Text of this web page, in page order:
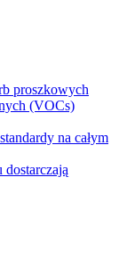
proszkowych
(VOCs)
na całym